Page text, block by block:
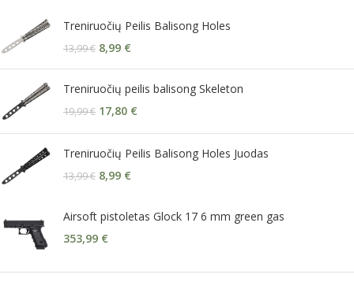
Treniruočių Peilis Balisong Holes
13,99€ 8,99 €
Treniruočių peilis balisong Skeleton
19,99€ 17,80 €
Treniruočių Peilis Balisong Holes Juodas
13,99€ 8,99 €
Airsoft pistoletas Glock 17 6 mm green gas
353,99 €